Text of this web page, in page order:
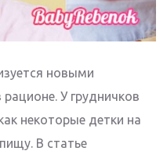
новыми
У грудничков
некоторые детки на
В статье